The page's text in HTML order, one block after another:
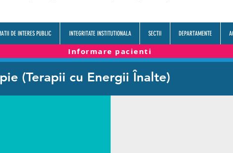
DE INTERES PUBLIC INTEGRITATE INSTITUTIONALA SECTII DEPARTAMENTE
Informare pacienti
(Terapii cu Energii Înalte)